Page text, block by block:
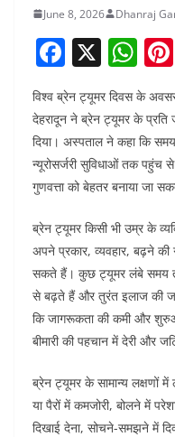
June 8, 2026 Dhanraj
F
a
c
e
b
o
o
k
X W
h
at
s
A
p
p
विश्व ब्रेन ट्यूमर दिवस के
देहरादून ने ब्रेन ट्यूमर के
दिया। अस्पताल ने कहा कि
न्यूरोसर्जरी सुविधाओं तक पहुंच
गुणवत्ता को बेहतर बनाया जा
ब्रेन ट्यूमर किसी भी उम्र के
अपने प्रकार, व्यवहार, बढ़ने
सकते हैं। कुछ ट्यूमर लंबे समय
से बढ़ते हैं और तुरंत इलाज की
कि जागरूकता की कमी और
बीमारी की पहचान में देरी और
ब्रेन ट्यूमर के सामान्य लक्षणों में
या पैरों में कमजोरी, बोलने में
दिखाई देना, सोचने-समझने में